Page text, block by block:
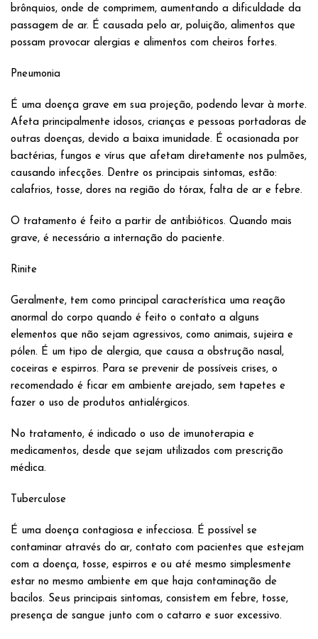
brônquios, onde de comprimem, aumentando a dificuldade da
passagem de ar. É causada pelo ar, poluição, alimentos que
possam provocar alergias e alimentos com cheiros fortes.
Pneumonia
É uma doença grave em sua projeção, podendo levar à morte.
Afeta principalmente idosos, crianças e pessoas portadoras de
outras doenças, devido a baixa imunidade. É ocasionada por
bactérias, fungos e vírus que afetam diretamente nos pulmões,
causando infecções. Dentre os principais sintomas, estão:
calafrios, tosse, dores na região do tórax, falta de ar e febre.
O tratamento é feito a partir de antibióticos. Quando mais
grave, é necessário a internação do paciente.
Rinite
Geralmente, tem como principal característica uma reação
anormal do corpo quando é feito o contato a alguns
elementos que não sejam agressivos, como animais, sujeira e
pólen. É um tipo de alergia, que causa a obstrução nasal,
coceiras e espirros. Para se prevenir de possíveis crises, o
recomendado é ficar em ambiente arejado, sem tapetes e
fazer o uso de produtos antialérgicos.
No tratamento, é indicado o uso de imunoterapia e
medicamentos, desde que sejam utilizados com prescrição
médica.
Tuberculose
É uma doença contagiosa e infecciosa. É possível se
contaminar através do ar, contato com pacientes que estejam
com a doença, tosse, espirros e ou até mesmo simplesmente
estar no mesmo ambiente em que haja contaminação de
bacilos. Seus principais sintomas, consistem em febre, tosse,
presença de sangue junto com o catarro e suor excessivo.